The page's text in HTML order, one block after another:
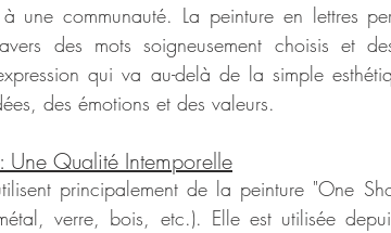
une communauté. La peinture en lettres
des mots soigneusement choisis et
qui va au-delà de la simple
des émotions et des valeurs.
Une Qualité Intemporelle
principalement de la peinture "One
verre, bois, etc.). Elle est utilisée